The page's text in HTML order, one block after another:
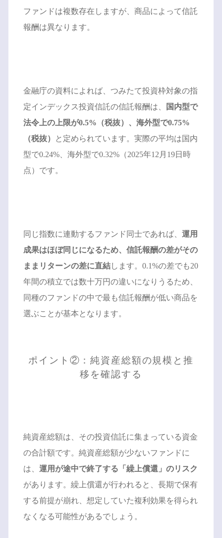
ファンドは複数存在しますが、商品によって信託
報酬は異なります。
金融庁の資料によれば、つみたて投資枠対象の指
定インデックス投資信託の信託報酬は、
国内型で
法令上の上限が0.5%（税抜）、海外型で0.75%
（税抜）
と定められています。実際の平均は国内
型で0.24%、海外型で0.32%（2025年12月19日時
点）です。
同じ指数に連動するファンド同士であれば、 運用
成果はほぼ同じになるため、信託報酬の差がその
ままリターンの差に直結します。0.1%の差でも20
年間の積立では数十万円の違いになりうるため、
同種のファンドの中で最も信託報酬が低い商品を
選ぶことが基本となります。
ポイント②：純資産総額の規模と推
移を確認する
純資産総額は、その投資信託に集まっている資金
の合計額です。純資産総額が少ないファンドに
は、 運用が途中で終了する「繰上償還」のリスク
があります。繰上償還が行われると、長期で保有
する前提が崩れ、想定していた複利効果を得られ
なくなる可能性があるでしょう。